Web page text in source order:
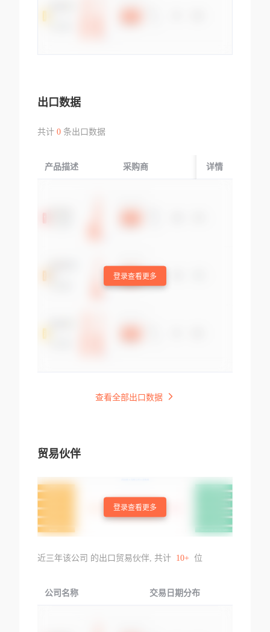
出口数据
共计 0条出口数据
产品描述 采购商 起运国/地区
详情
登录查看更多
查看全部出口数据
贸易伙伴
登录查看更多
近三年该公司 的出口贸易伙伴, 共计 10+ 位
公司名称 交易日期分布